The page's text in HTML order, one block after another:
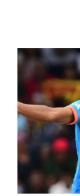
ICC
Champions
Trophy
2025
:
BCCI
घेणार
मोठा